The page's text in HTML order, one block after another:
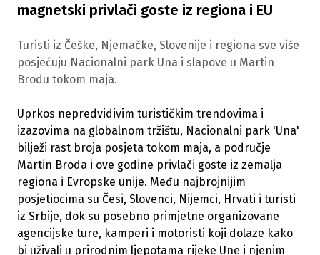
magnetski privlači goste iz regiona i EU
Turisti iz Češke, Njemačke, Slovenije i regiona sve više
posjećuju Nacionalni park Una i slapove u Martin
Brodu tokom maja.
Uprkos nepredvidivim turističkim trendovima i
izazovima na globalnom tržištu, Nacionalni park 'Una'
bilježi rast broja posjeta tokom maja, a područje
Martin Broda i ove godine privlači goste iz zemalja
regiona i Evropske unije. Među najbrojnijim
posjetiocima su Česi, Slovenci, Nijemci, Hrvati i turisti
iz Srbije, dok su posebno primjetne organizovane
agencijske ture, kamperi i motoristi koji dolaze kako
bi uživali u prirodnim ljepotama rijeke Une i njenim